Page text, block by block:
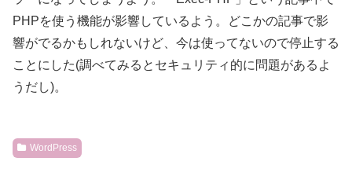
PHPを使う機能が影響しているよう。どこかの記事で影
響がでるかもしれないけど、今は使ってないので停止する
ことにした(調べてみるとセキュリティ的に問題があるよ
うだし)。
WordPress